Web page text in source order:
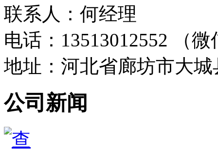
联系人：何经理
电话：13513012552 （
地址：河北省廊坊市大
公司新闻